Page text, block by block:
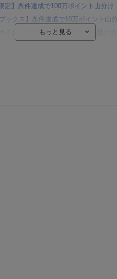
定】条件達成で100万ポイント山分け！
ックス】条件達成で10万ポイント山
イントもらえる＆抽選で豪華景品が当